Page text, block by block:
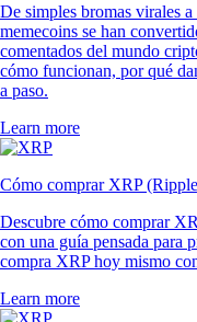
De simples bromas virales
memecoins se han
comentados del mundo
cómo funcionan, por qué
a paso.
Learn more
Cómo comprar XRP
Descubre cómo comprar
con una guía pensada para
compra XRP hoy mismo
Learn more